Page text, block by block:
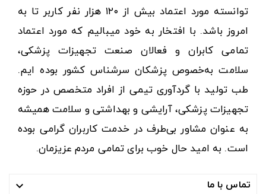
توانسته مورد اعتماد بیش از ۱۲۰ هزار نفر کاربر تا به
امروز باشد. با افتخار به خود میبالیم که مورد اعتماد
تمامی کابران و فعالان صنعت تجهیزات پزشکی،
سلامت به‌خصوص پزشکان سرشناس کشور بوده ایم.
طب تولید با گردآوری تیمی از افراد متخصص در حوزه
تجهیزات پزشکی، آرایشی و بهداشتی و سلامت همیشه
به عنوان مشاور بی‌طرف در خدمت کاربران گرامی بوده
است. به امید حال خوب برای تمامی مردم عزیزمان.
تماس با ما 